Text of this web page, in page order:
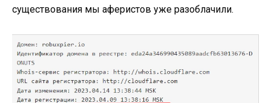
существования мы аферистов уже разоблачили.